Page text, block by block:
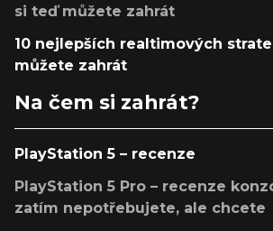
si teď můžete zahrát
10 nejlepších realtimových
můžete zahrát
Na čem si zahrát?
PlayStation 5 – recenze
PlayStation 5 Pro – recenze
zatím nepotřebujete, ale chcete